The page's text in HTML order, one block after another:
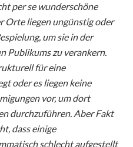
per se wunderschöne
Orte liegen ungünstig oder
um sie in der
Publikums zu verankern.
für eine
oder es liegen keine
vor, um dort
durchzuführen. Aber Fakt
dass einige
schlecht aufgestellt